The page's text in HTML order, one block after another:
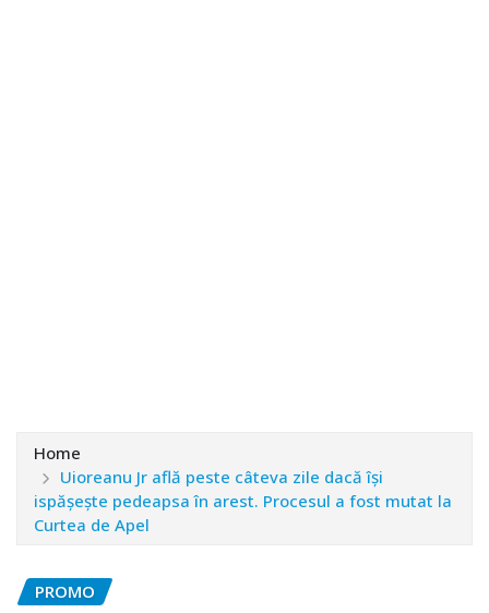
Home
Uioreanu Jr află peste câteva zile dacă își
ispășește pedeapsa în arest. Procesul a fost mutat la
Curtea de Apel
PROMO